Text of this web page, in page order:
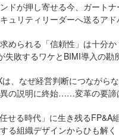
ドが押し寄せる今、ガート
ュリティリーダーへ送るアド
められる「信頼性」は十分
失敗するワケとBIMI導入の勘
は、なぜ経営判断につながら
の説明に終始……変革の要諦
任せる時代」に生き残るFP&A
る組織デザインからひも解く